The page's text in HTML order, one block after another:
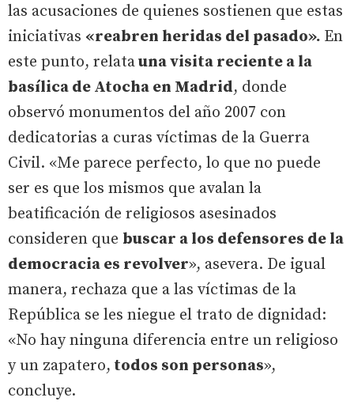
las acusaciones de quienes sostienen que estas
iniciativas «reabren heridas del pasado». En
este punto, relatauna visita reciente a la
basílica de Atocha en Madrid, donde
observó monumentos del año 2007 con
dedicatorias a curas víctimas de la Guerra
Civil. «Me parece perfecto, lo que no puede
ser es que los mismos que avalan la
beatificación de religiosos asesinados
consideren que buscar a los defensores de la
democracia es revolver», asevera. De igual
manera, rechaza que a las víctimas de la
República se les niegue el trato de dignidad:
«No hay ninguna diferencia entre un religioso
y un zapatero, todos son personas»,
concluye.